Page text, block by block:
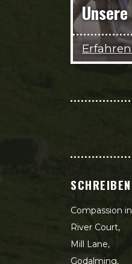
Compassion
River Court,
Mill Lane,
Godalming,